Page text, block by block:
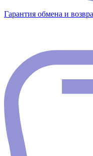
Гарантия обмена и